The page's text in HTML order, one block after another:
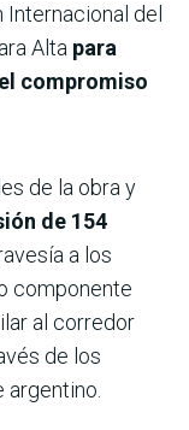
del
Alta para
compromiso
de la obra y
de 154
a los
componente
al corredor
de los
argentino.